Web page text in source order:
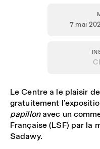
7 mai
Le Centre a le plaisir
gratuitement
papillonavec un
Française (LSF) par la
Sadawy.